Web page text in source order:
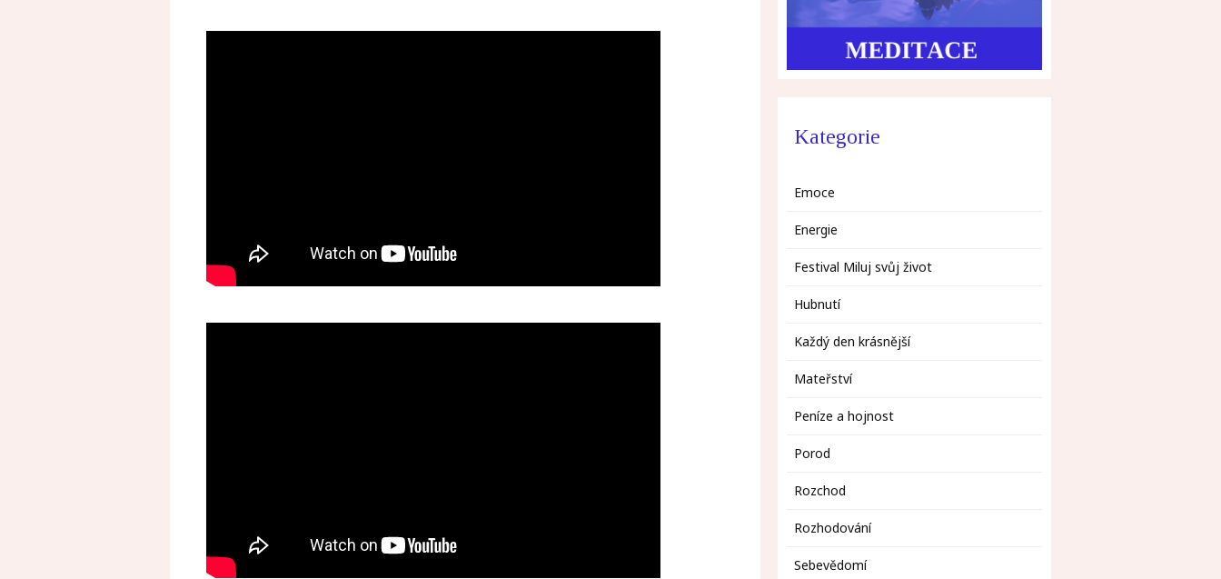
Kategorie
Emoce
Energie
Festival Miluj svůj život
Hubnutí
Každý den krásnější
Mateřství
Peníze a hojnost
Porod
Rozchod
Rozhodování
Sebevědomí